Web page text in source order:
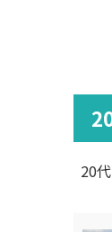
20